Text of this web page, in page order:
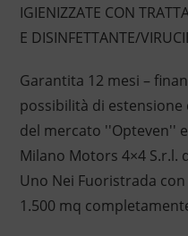
IGIENIZZATE CON
E DISINFETTANTE/
Garantita 12 mesi –
possibilità di estensione
del mercato ''Opteven''
Milano Motors 4×4 S.r.l.
Uno Nei Fuoristrada
1.500 mq